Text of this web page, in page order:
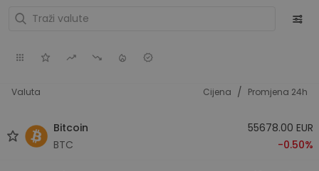
Valuta Cijena / Promjena 24h
Bitcoin
BTC
55678.00 EUR
-0.50%